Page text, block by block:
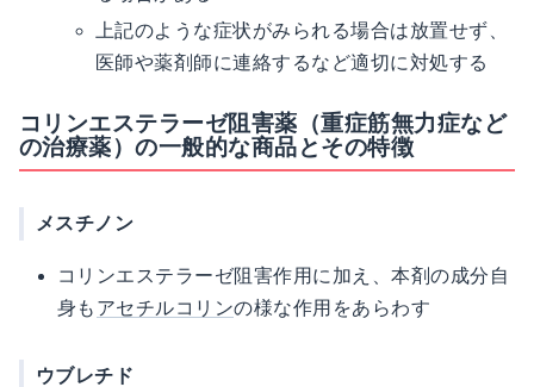
上記のような症状がみられる場合は放置せず、
医師や薬剤師に連絡するなど適切に対処する
コリンエステラーゼ阻害薬（重症筋無力症など
の治療薬）の一般的な商品とその特徴
メスチノン
コリンエステラーゼ阻害作用に加え、本剤の成分自
身も アセチルコリンの様な作用をあらわす
ウブレチド